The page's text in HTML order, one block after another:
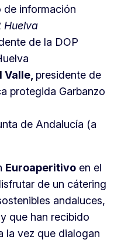
de información
Huelva
de la DOP
Valle, presidente de
protegida Garbanzo
de Andalucía (a
Euroaperitivo en el
de un cátering
andaluces,
que han recibido
la vez que dialogan